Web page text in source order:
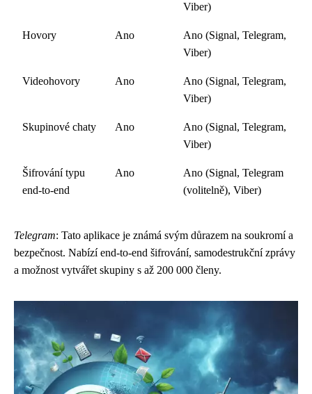
Viber)
Hovory Ano
Ano (Signal, Telegram,
Viber)
Videohovory Ano
Ano (Signal, Telegram,
Viber)
Skupinové chaty Ano
Ano (Signal, Telegram,
Viber)
Šifrování typu
end-to-end
Ano
Ano (Signal, Telegram
(volitelně), Viber)
Telegram: Tato aplikace je známá svým důrazem na soukromí a
bezpečnost. Nabízí end-to-end šifrování, samodestrukční zprávy
a možnost vytvářet skupiny s až 200 000 členy.